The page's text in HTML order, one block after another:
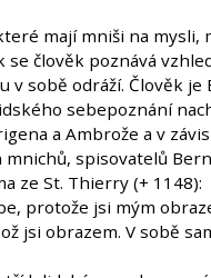
mají mniši na mysli,
se člověk poznává
v sobě odráží. Člověk je
sebepoznání
a Ambrože a v
spisovatelů
ze St. Thierry (+ 1148):
protože jsi mým
jsi obrazem. V sobě